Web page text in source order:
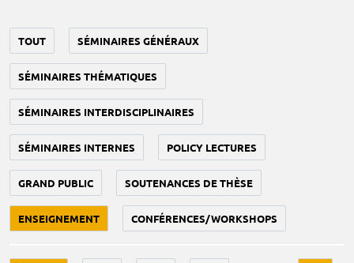
TOUT SÉMINAIRES GÉNÉRAUX
SÉMINAIRES THÉMATIQUES
SÉMINAIRES INTERDISCIPLINAIRES
SÉMINAIRES INTERNES POLICY LECTURES
GRAND PUBLIC SOUTENANCES DE THÈSE
ENSEIGNEMENT CONFÉRENCES/WORKSHOPS